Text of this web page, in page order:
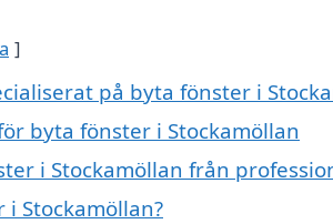
på byta fönster i
byta fönster i Stockamöllan
i Stockamöllan från
Stockamöllan?